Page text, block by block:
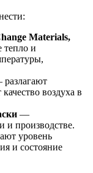
Materials,
и
воздуха в
—
и производстве.
уровень
и состояние